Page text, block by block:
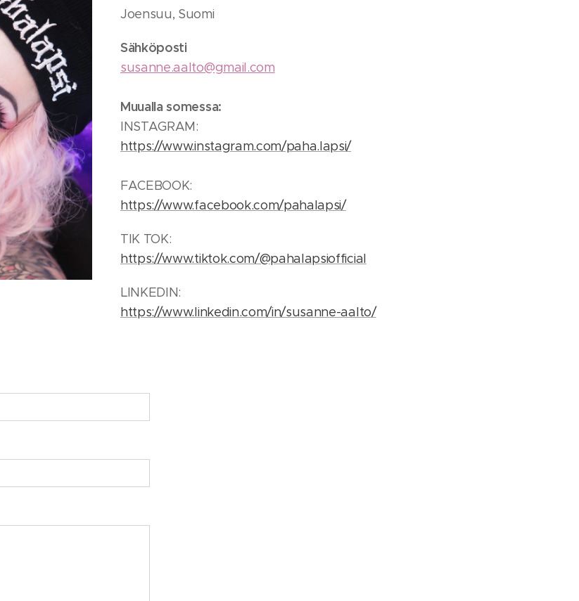
Joensuu, Suomi
Sähköposti
susanne.aalto@gmail.com
Muualla somessa:
INSTAGRAM:
https://www.instagram.com/paha.lapsi/
FACEBOOK:
https://www.facebook.com/pahalapsi/
TIK TOK:
https://www.tiktok.com/@pahalapsiofficial
LINKEDIN:
https://www.linkedin.com/in/susanne-aalto/